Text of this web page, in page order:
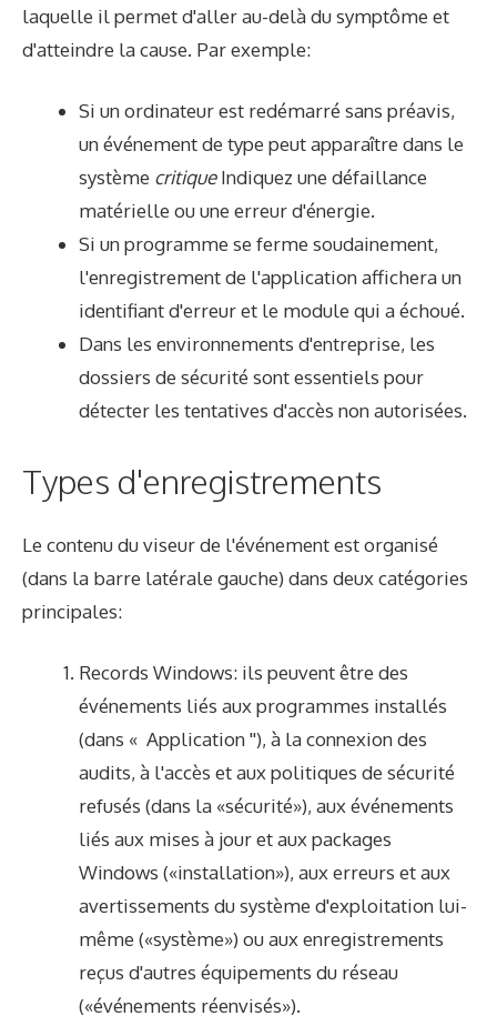
laquelle il permet d'aller au-delà du symptôme et
d'atteindre la cause. Par exemple:
Si un ordinateur est redémarré sans préavis,
un événement de type peut apparaître dans le
système critiqueIndiquez une défaillance
matérielle ou une erreur d'énergie.
Si un programme se ferme soudainement,
l'enregistrement de l'application affichera un
identifiant d'erreur et le module qui a échoué.
Dans les environnements d'entreprise, les
dossiers de sécurité sont essentiels pour
détecter les tentatives d'accès non autorisées.
Types d'enregistrements
Le contenu du viseur de l'événement est organisé
(dans la barre latérale gauche) dans deux catégories
principales:
Records Windows: ils peuvent être des
événements liés aux programmes installés
(dans « Application ''), à la connexion des
audits, à l'accès et aux politiques de sécurité
refusés (dans la «sécurité»), aux événements
liés aux mises à jour et aux packages
Windows («installation»), aux erreurs et aux
avertissements du système d'exploitation lui-
même («système») ou aux enregistrements
reçus d'autres équipements du réseau
(«événements réenvisés»).